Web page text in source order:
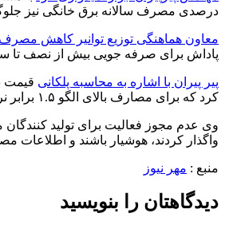
درصدی مصرف سالانه برق خانگی نیز
معاون هماهنگی توزیع توانیر کاهش
پاداش برای صرفه جویی بیش از نصف تا سقف الگو ۱,۵۰۰ تومان، تا ۱.۵ برابر الگو ۱,۰۰۰ تومان و تا ۲.۵ برابر الگو ۵۰۰ تومان است و مشترکان خانگی با بیش از ۲.۵
پیر پیران با اشاره به محاسبه پلکانی
کرد که برای مصارف بالای الگو ۱.۵ برابر نرخ تأمین برق که معادل ۴۴۵.۵ تومان است به ازای هرکیلو وات ساعت مصرف اضافی دریافت می‌شود و این ضریب تا ۲.۵ برابر برای مصارف بالاتر افزایش می‌یابد.
وی عدم مجوز فعالیت برای تولید
واگذار کردند، هوشیار باشند و اطلاعات
منبع : مهر نیوز
دیدگاهتان را بنویسید